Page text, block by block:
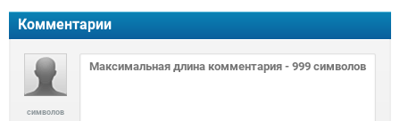
Комментарии
символов